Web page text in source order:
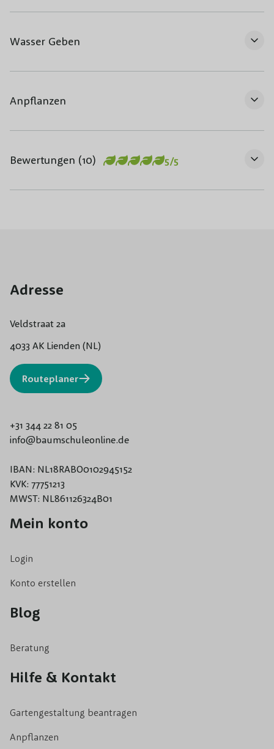
Wasser Geben
Anpflanzen
Bewertungen (10) 5/5
Adresse
Veldstraat 2a
4033 AK Lienden (NL)
Routeplaner
+31 344 22 81 05
info@baumschuleonline.de
IBAN: NL18RABO0102945152
KVK: 77751213
MWST: NL861126324B01
Mein konto
Login
Konto erstellen
Blog
Beratung
Hilfe & Kontakt
Gartengestaltung beantragen
Anpflanzen